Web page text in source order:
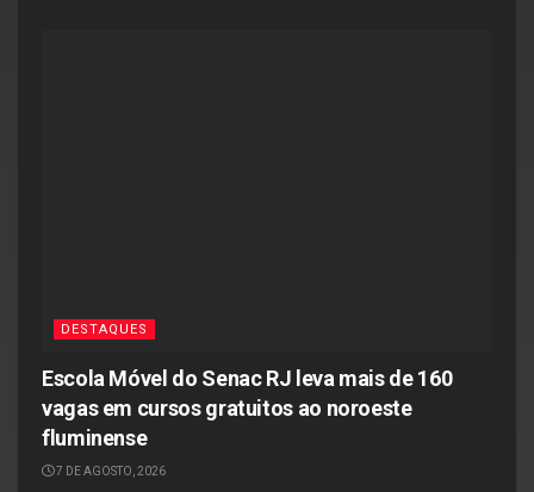
DESTAQUES
Escola Móvel do Senac RJ leva mais de 160
vagas em cursos gratuitos ao noroeste
fluminense
7 DE AGOSTO, 2026